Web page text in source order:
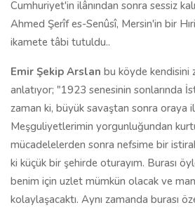
Cumhuriyet'in ilânından sonra sessiz
Ahmed Şerîf es-Senûsî, Mersin'in bir
ikamete tâbi tutuldu..
Emir Şekip Arslan bu köyde kendisini
anlatıyor; "1923 senesinin sonlarında
zaman ki, büyük savaştan sonra oraya
Meşguliyetlerimin yorgunluğundan
mücadelelerden sonra nefsime bir
ki küçük bir şehirde oturayım. Burası
benim için uzlet mümkün olacak ve
kolaylaşacaktı. Aynı zamanda burası